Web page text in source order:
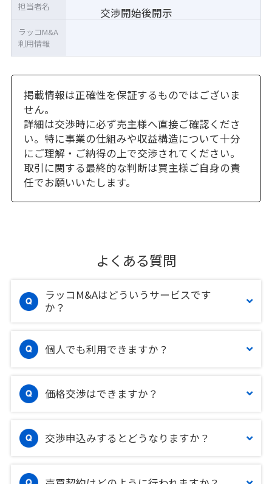
交渉開始後開示
担当者名
ラッコM&A
利用情報
掲載情報は正確性を保証するものではございま
せん。
詳細は交渉時に必ず売主様へ直接ご確認くださ
い。特に事業の仕組みや収益構造について十分
にご理解・ご納得の上で交渉されてください。
取引に関する最終的な判断は買主様ご自身の責
任でお願いいたします。
よくある質問
ラッコM&Aはどういうサービスです
か？
個人でも利用できますか？
価格交渉はできますか？
交渉申込みするとどうなりますか？